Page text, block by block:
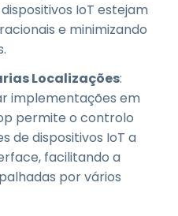
IoT estejam
e minimizando
Localizações:
implementações em
permite o controlo
de dispositivos IoT a
facilitando a
por vários